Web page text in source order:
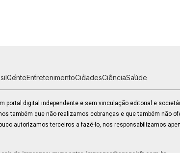
GenteEntretenimentoCidadesCiênciaSaúde
portal digital independente e sem vinculação editorial e
também que não realizamos cobranças e que também não
autorizamos terceiros a fazê-lo, nos responsabilizamos